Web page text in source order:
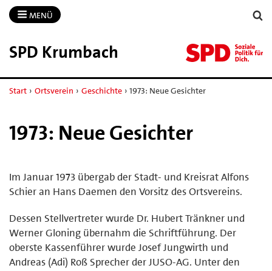
MENÜ
SPD Krumbach
Start › Ortsverein › Geschichte › 1973: Neue Gesichter
1973: Neue Gesichter
Im Januar 1973 übergab der Stadt- und Kreisrat Alfons
Schier an Hans Daemen den Vorsitz des Ortsvereins.
Dessen Stellvertreter wurde Dr. Hubert Tränkner und
Werner Gloning übernahm die Schriftführung. Der
oberste Kassenführer wurde Josef Jungwirth und
Andreas (Adi) Roß Sprecher der JUSO-AG. Unter den